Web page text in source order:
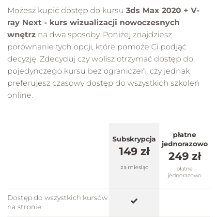
nawet na przeciętnym komputerze możemy
uzyskać bardzo dobre efekty.
Postprodukcja finalnych wizualizacji
Gdy nasz wizualizacje będą już gotowe, pokażę Ci jak
przy pomocy kilku prostych technik możemy
11 min 44 s
02.14 - Modelowanie - Konsola w holu
17 min 29 s
02.15 - Modelowanie - Stoliki w salonie
02.17 - Modelowanie - Stoliki w sypialni
Możesz kupić dostęp do kursu 3ds Max 2020 + V-
ray Next - kurs wizualizacji nowoczesnych
wnętrz na dwa sposoby. Poniżej znajdziesz
porównanie tych opcji, które pomoże Ci podjąć
decyzję. Zdecyduj czy wolisz otrzymać dostęp do
pojedynczego kursu bez ograniczeń, czy jednak
preferujesz czasowy dostęp do wszystkich szkoleń
online.
Subskrypcja
149 zł
za miesiąc
płatne
jednorazowo
249 zł
płatne
jednorazowo
Dostęp do wszystkich kursów
na stronie